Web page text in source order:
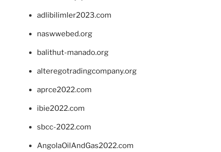
adlibilimler2023.com
naswwebed.org
balithut-manado.org
alteregotradingcompany.org
aprce2022.com
ibie2022.com
sbcc-2022.com
AngolaOilAndGas2022.com